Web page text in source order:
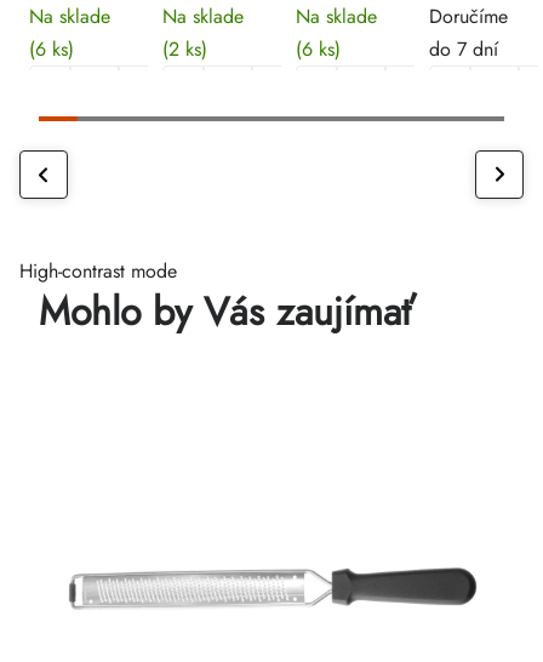
cm |
Hendi
Na sklade
(6 ks)
6,5 x 33
cm |
Na sklade
(2 ks)
6,5 x 33
cm |
Na sklade
(6 ks)
nádobou
Doručíme
do 7 dní
High-contrast mode
Mohlo by Vás zaujímať